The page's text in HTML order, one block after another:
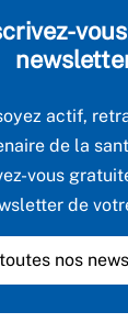
actif,
de la
vous
de
nos